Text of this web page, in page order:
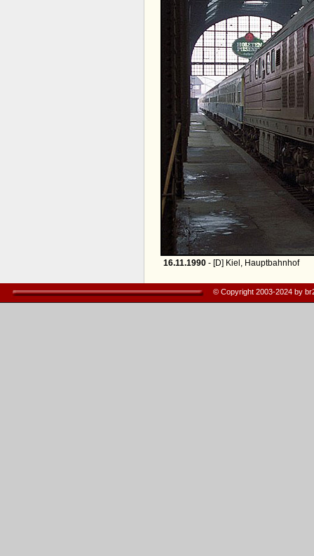
16.11.1990- [D] Kiel, Hauptbahnhof
© Copyright 2003-2024 by